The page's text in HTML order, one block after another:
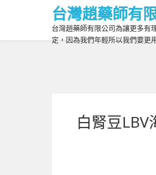
台灣趙藥師有
台灣趙藥師有限公司為讓更多有
定，因為我們年輕所以我們要更
白腎豆